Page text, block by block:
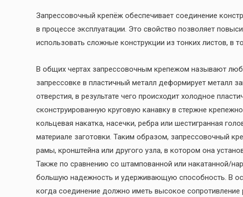
Запрессовочный крепёж обеспечивает соединение
в процессе эксплуатации. Это свойство позволяет
использовать сложные конструкции из тонких листов, в
В общих чертах запрессовочным крепежом называют
запрессовке в пластичный металл деформирует металл
отверстия, в результате чего происходит холодное
сконструированную круговую канавку в стержне
кольцевая накатка, насечки, ребра или шестигранная
материале заготовки. Таким образом, запрессовочный
рамы, кронштейна или другого узла, в котором она
Также по сравнению со штампованной или накатанной/
большую надежность и удерживающую способность. В
когда соединение должно иметь высокое